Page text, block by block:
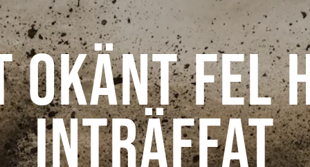
okänt fel
inträffat